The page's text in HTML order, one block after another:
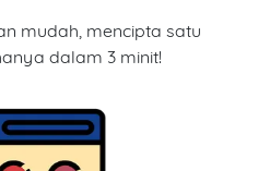
mudah, mencipta satu
dalam 3 minit!